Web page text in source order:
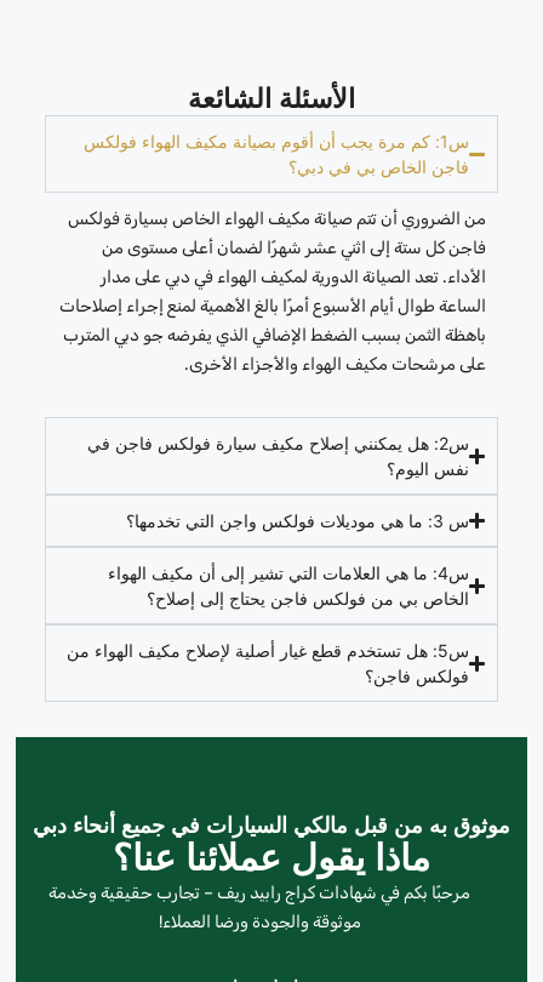
الأسئلة الشائعة
س1: كم مرة يجب أن أقوم بصيانة مكيف الهواء فولكس
فاجن الخاص بي في دبي؟
من الضروري أن تتم صيانة مكيف الهواء الخاص بسيارة فولكس
فاجن كل ستة إلى اثني عشر شهرًا لضمان أعلى مستوى من
الأداء. تعد الصيانة الدورية لمكيف الهواء في دبي على مدار
الساعة طوال أيام الأسبوع أمرًا بالغ الأهمية لمنع إجراء إصلاحات
باهظة الثمن بسبب الضغط الإضافي الذي يفرضه جو دبي المترب
على مرشحات مكيف الهواء والأجزاء الأخرى.
س2: هل يمكنني إصلاح مكيف سيارة فولكس فاجن في
نفس اليوم؟
س 3: ما هي موديلات فولكس واجن التي تخدمها؟
س4: ما هي العلامات التي تشير إلى أن مكيف الهواء
الخاص بي من فولكس فاجن يحتاج إلى إصلاح؟
س5: هل تستخدم قطع غيار أصلية لإصلاح مكيف الهواء من
فولكس فاجن؟
موثوق به من قبل مالكي السيارات في جميع أنحاء دبي
ماذا يقول عملائنا عنا؟
مرحبًا بكم في شهادات كراج رابيد ريف – تجارب حقيقية وخدمة
موثوقة والجودة ورضا العملاء!